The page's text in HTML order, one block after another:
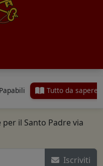
Papabili Tutto da sapere
il Santo Padre via
Iscriviti